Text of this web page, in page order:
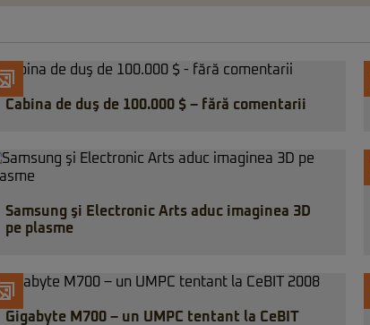
Cabina de duş de 100.000 $ – fără comentarii
Samsung şi Electronic Arts aduc imaginea 3D
pe plasme
Gigabyte M700 – un UMPC tentant la CeBIT